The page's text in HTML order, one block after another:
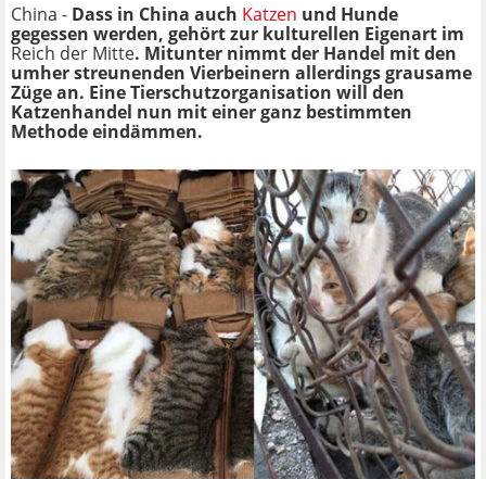
China - Dass in China auch Katzen und Hunde
gegessen werden, gehört zur kulturellen Eigenart im
Reich der Mitte. Mitunter nimmt der Handel mit den
umher streunenden Vierbeinern allerdings grausame
Züge an. Eine Tierschutzorganisation will den
Katzenhandel nun mit einer ganz bestimmten
Methode eindämmen.